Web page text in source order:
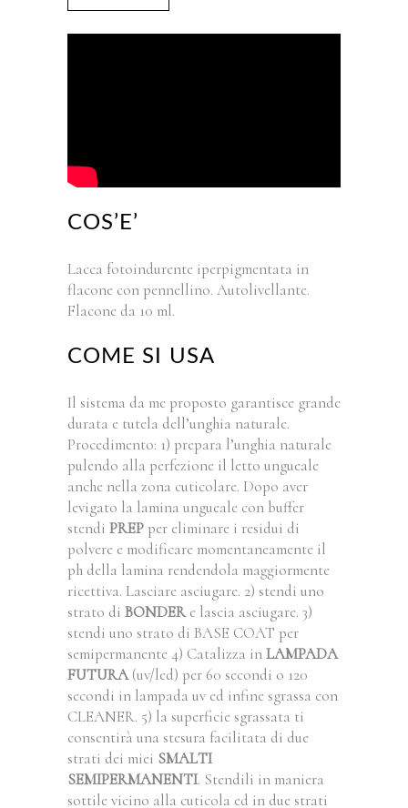
COS’E’
Lacca fotoindurente iperpigmentata in
flacone con pennellino. Autolivellante.
Flacone da 10 ml.
COME SI USA
Il sistema da me proposto garantisce grande
durata e tutela dell’unghia naturale.
Procedimento: 1) prepara l’unghia naturale
pulendo alla perfezione il letto ungueale
anche nella zona cuticolare. Dopo aver
levigato la lamina ungueale con buffer
stendi PREP per eliminare i residui di
polvere e modificare momentaneamente il
ph della lamina rendendola maggiormente
ricettiva. Lasciare asciugare. 2) stendi uno
strato di BONDERe lascia asciugare. 3)
stendi uno strato di BASE COAT per
semipermanente 4) Catalizza inLAMPADA
FUTURA(uv/led) per 60 secondi o 120
secondi in lampada uv ed infine sgrassa con
CLEANER. 5) la superficie sgrassata ti
consentirà una stesura facilitata di due
strati dei miei SMALTI
SEMIPERMANENTI. Stendili in maniera
sottile vicino alla cuticola ed in due strati